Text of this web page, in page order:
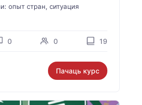
опыт стран, ситуация
0 0 19
Пачаць курс